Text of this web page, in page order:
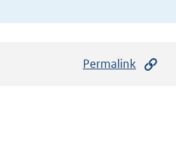
Permalink